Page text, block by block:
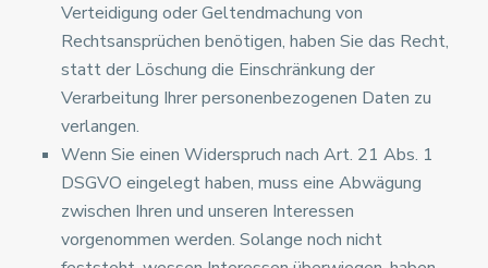
Verteidigung oder Geltendmachung von
Rechtsansprüchen benötigen, haben Sie das Recht,
statt der Löschung die Einschränkung der
Verarbeitung Ihrer personenbezogenen Daten zu
verlangen.
Wenn Sie einen Widerspruch nach Art. 21 Abs. 1
DSGVO eingelegt haben, muss eine Abwägung
zwischen Ihren und unseren Interessen
vorgenommen werden. Solange noch nicht